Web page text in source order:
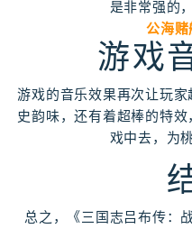
是非常强的
公海
游戏
游戏的音乐效果再次让玩
史韵味，还有着超棒的特
戏中去，为
总之，《三国志吕布传：